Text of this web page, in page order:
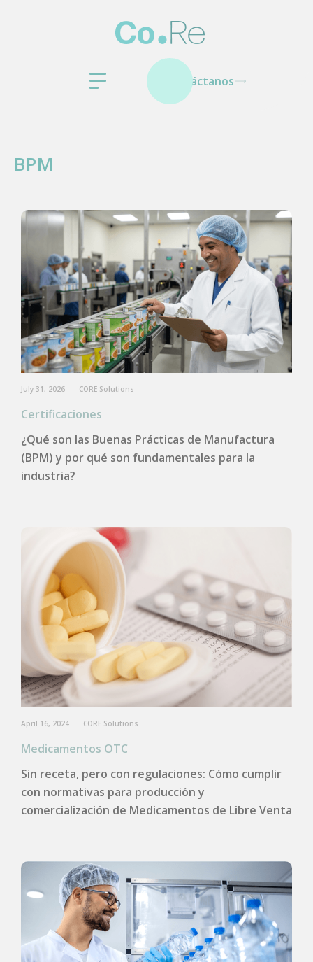
Contáctanos
BPM
July 31, 2026 CORE Solutions
Certificaciones
¿Qué son las Buenas Prácticas de Manufactura
(BPM) y por qué son fundamentales para la
industria?
April 16, 2024 CORE Solutions
Medicamentos OTC
Sin receta, pero con regulaciones: Cómo cumplir
con normativas para producción y
comercialización de Medicamentos de Libre Venta